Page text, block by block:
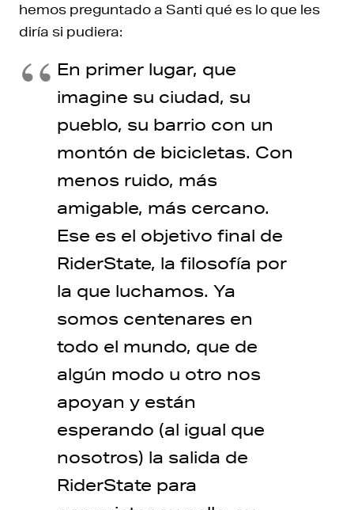
hemos preguntado a Santi qué es lo que les
diría si pudiera:
En primer lugar, que
imagine su ciudad, su
pueblo, su barrio con un
montón de bicicletas. Con
menos ruido, más
amigable, más cercano.
Ese es el objetivo final de
RiderState, la filosofía por
la que luchamos. Ya
somos centenares en
todo el mundo, que de
algún modo u otro nos
apoyan y están
esperando (al igual que
nosotros) la salida de
RiderState para